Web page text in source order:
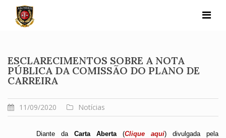
content
ESCLARECIMENTOS SOBRE A NOTA
PÚBLICA DA COMISSÃO DO PLANO DE
CARREIRA
11/09/2020 Notícias
Diante da Carta Aberta (Clique aqui) divulgada pela